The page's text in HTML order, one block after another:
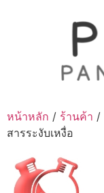
หน้าหลัก / ร้านค้า /
สารระงับเหงื่อ